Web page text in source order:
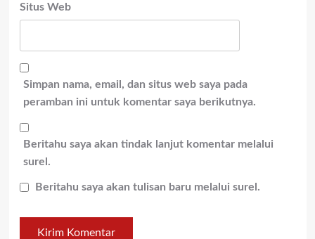
Situs Web
Simpan nama, email, dan situs web saya pada
peramban ini untuk komentar saya berikutnya.
Beritahu saya akan tindak lanjut komentar melalui
surel.
Beritahu saya akan tulisan baru melalui surel.